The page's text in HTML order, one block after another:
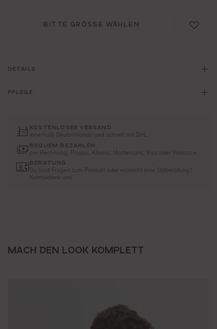
BITTE GRÖSSE WÄHLEN
DETAILS
PFLEGE
KOSTENLOSER VERSAND
innerhalb Deutschlands und schnell mit DHL
BEQUEM BEZAHLEN
per Rechnung, Paypal, Klarna, Mastercard, Visa oder Vorkasse
BERATUNG
Du hast Fragen zum Produkt oder wünscht eine Stilberatung?
Kontaktiere uns
MACH DEN LOOK KOMPLETT